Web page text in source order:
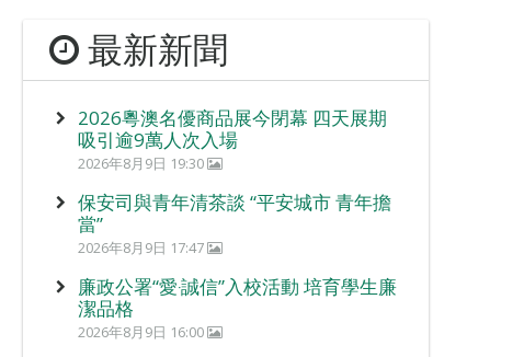
最新新聞
2026粵澳名優商品展今閉幕 四天展期
吸引逾9萬人次入場
2026年8月9日 19:30
保安司與青年清茶談 “平安城市 青年擔
當”
2026年8月9日 17:47
廉政公署“愛‧誠信”入校活動 培育學生廉
潔品格
2026年8月9日 16:00